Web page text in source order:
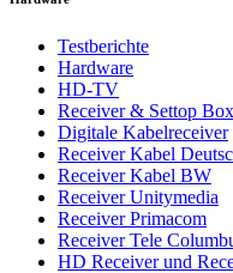
Testberichte
Hardware
HD-TV
Receiver & Settop Box
Digitale Kabelreceiver
Receiver Kabel
Receiver Kabel BW
Receiver Unitymedia
Receiver Primacom
Receiver Tele
HD Receiver und